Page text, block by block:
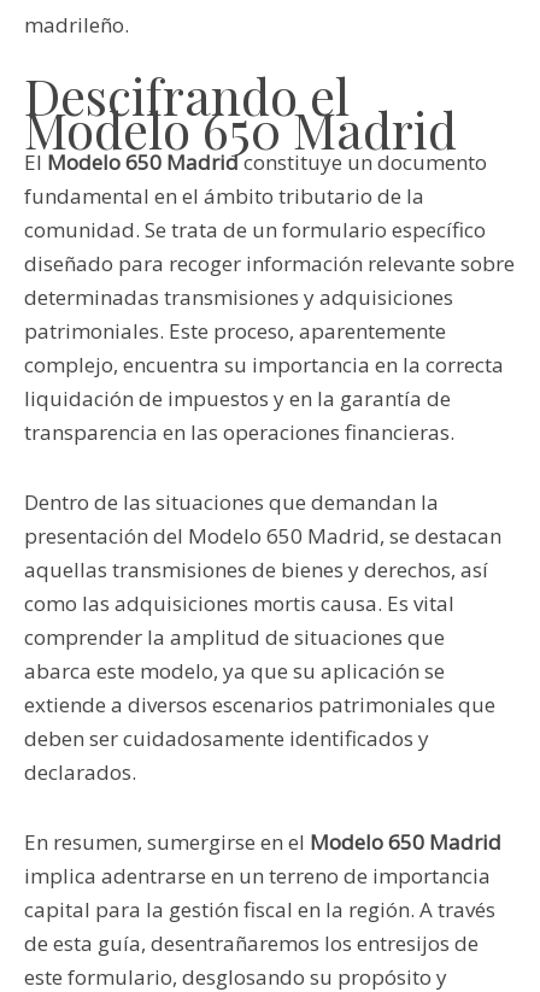
madrileño.
Descifrando el
Modelo 650 Madrid
El Modelo 650 Madridconstituye un documento
fundamental en el ámbito tributario de la
comunidad. Se trata de un formulario específico
diseñado para recoger información relevante sobre
determinadas transmisiones y adquisiciones
patrimoniales. Este proceso, aparentemente
complejo, encuentra su importancia en la correcta
liquidación de impuestos y en la garantía de
transparencia en las operaciones financieras.
Dentro de las situaciones que demandan la
presentación del Modelo 650 Madrid, se destacan
aquellas transmisiones de bienes y derechos, así
como las adquisiciones mortis causa. Es vital
comprender la amplitud de situaciones que
abarca este modelo, ya que su aplicación se
extiende a diversos escenarios patrimoniales que
deben ser cuidadosamente identificados y
declarados.
En resumen, sumergirse en el Modelo 650 Madrid
implica adentrarse en un terreno de importancia
capital para la gestión fiscal en la región. A través
de esta guía, desentrañaremos los entresijos de
este formulario, desglosando su propósito y